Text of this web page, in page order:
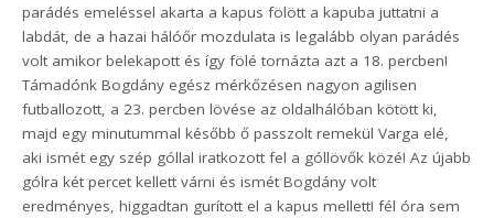
parádés emeléssel akarta a kapus fölött a kapuba juttatni a
labdát, de a hazai hálóőr mozdulata is legalább olyan parádés
volt amikor belekapott és így fölé tornázta azt a 18. percben!
Támadónk Bogdány egész mérkőzésen nagyon agilisen
futballozott, a 23. percben lövése az oldalhálóban kötött ki,
majd egy minutummal később ő passzolt remekül Varga elé,
aki ismét egy szép góllal iratkozott fel a góllövők közé! Az újabb
gólra két percet kellett várni és ismét Bogdány volt
eredményes, higgadtan gurított el a kapus mellett! fél óra sem